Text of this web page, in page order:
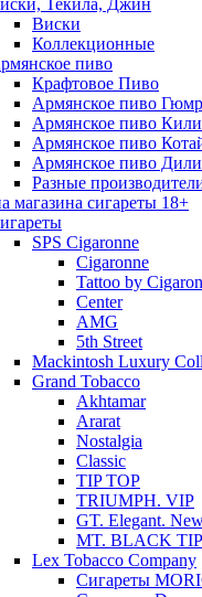
Текила, Джин
Виски
Коллекционные
пиво
Крафтовое Пиво
Армянское пиво
Армянское пиво
Армянское пиво
Армянское пиво
Разные
магазина сигареты 18+
SPS Cigaronne
Сigaronne
Tattoo by
Center
AMG
5th Street
Mackintosh Luxury
Grand Tobacco
Akhtamar
Ararat
Nostalgia
Classic
TIP TOP
TRIUMPH. VIP
GT. Elegant.
MT. BLACK TIP
Lex Tobacco Company
Сигареты